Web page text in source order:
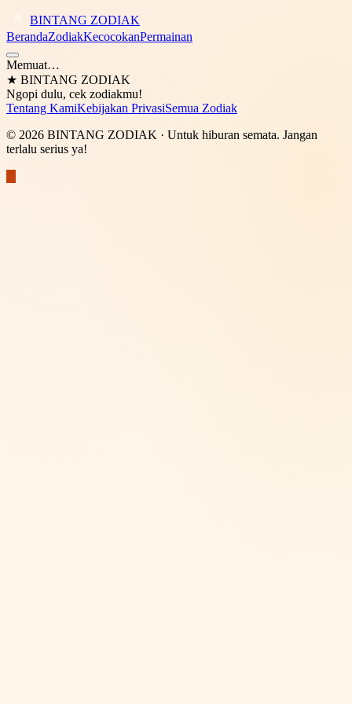
BINTANG ZODIAK
BerandaZodiakKecocokanPermainan
Memuat…
★ BINTANG ZODIAK
Ngopi dulu, cek zodiakmu!
Tentang KamiKebijakan PrivasiSemua Zodiak
© 2026 BINTANG ZODIAK · Untuk hiburan semata. Jangan
terlalu serius ya!